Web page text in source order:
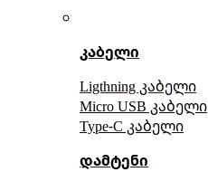
კაბელი
Ligthning კაბელი
Micro USB კაბელი
Type-C კაბელი
დამტენი